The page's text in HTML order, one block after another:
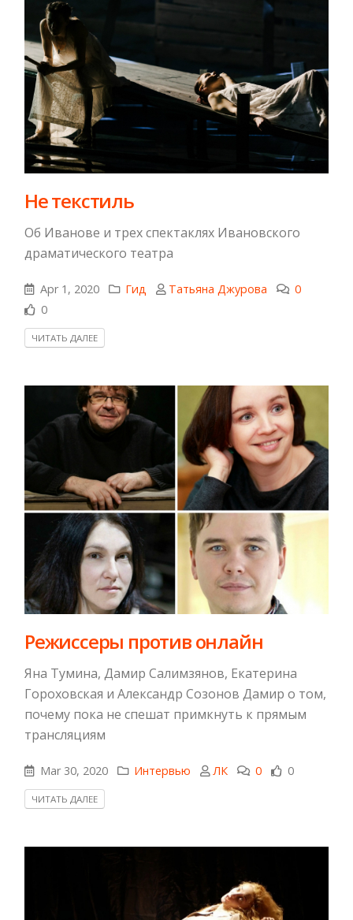
Не текстиль
Об Иванове и трех спектаклях Ивановского
драматического театра
Apr 1, 2020 Гид Татьяна Джурова
0
0
ЧИТАТЬ ДАЛЕЕ
Режиссеры против онлайн
Яна Тумина, Дамир Салимзянов, Екатерина
Гороховская и Александр Созонов Дамир о том,
почему пока не спешат примкнуть к прямым
трансляциям
Mar 30, 2020 Интервью ЛК 0 0
ЧИТАТЬ ДАЛЕЕ